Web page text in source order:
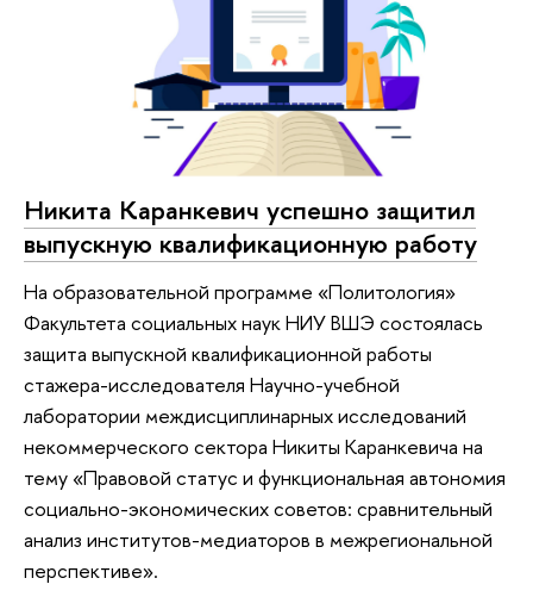
Никита Каранкевич успешно защитил
выпускную квалификационную работу
На образовательной программе «Политология»
Факультета социальных наук НИУ ВШЭ состоялась
защита выпускной квалификационной работы
стажера-исследователя Научно-учебной
лаборатории междисциплинарных исследований
некоммерческого сектора Никиты Каранкевича на
тему «Правовой статус и функциональная автономия
социально-экономических советов: сравнительный
анализ институтов-медиаторов в межрегиональной
перспективе».